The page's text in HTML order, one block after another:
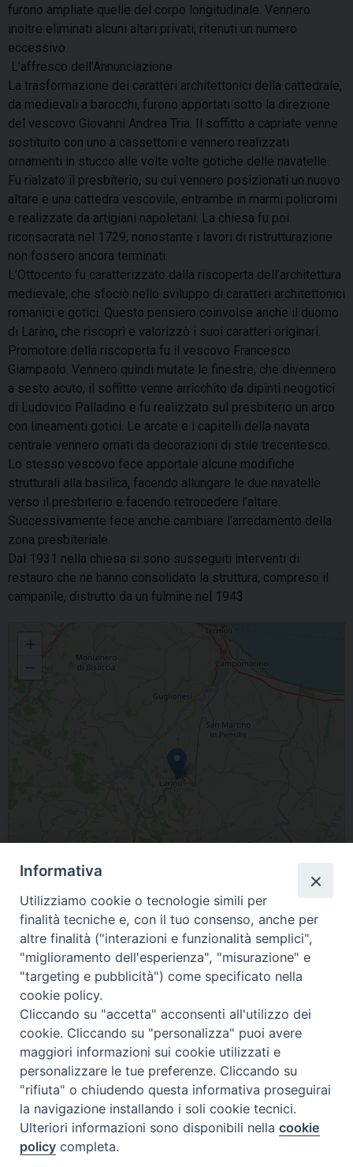
furono ampliate quelle del corpo longitudinale. Vennero
inoltre eliminati alcuni altari privati, ritenuti un numero
eccessivo.
L’affresco dell’Annunciazione
La trasformazione dei caratteri architettonici della cattedrale,
da medievali a barocchi, furono apportati sotto la direzione
del vescovo Giovanni Andrea Tria. Il soffitto a capriate venne
sostituito con uno a cassettoni e vennero realizzati
ornamenti in stucco alle volte volte gotiche delle navatelle.
Fu rialzato il presbiterio, su cui vennero posizionati un nuovo
altare e una cattedra vescovile, entrambe in marmi policromi
e realizzate da artigiani napoletani. La chiesa fu poi
riconsacrata nel 1729, nonostante i lavori di ristrutturazione
non fossero ancora terminati.
L’Ottocento fu caratterizzato dalla riscoperta dell’architettura
medievale, che sfociò nello sviluppo di caratteri architettonici
romanici e gotici. Questo pensiero coinvolse anche il duomo
di Larino, che riscoprì e valorizzò i suoi caratteri originari.
Promotore della riscoperta fu il vescovo Francesco
Giampaolo. Vennero quindi mutate le finestre, che divennero
a sesto acuto, il soffitto venne arricchito da dipinti neogotici
di Ludovico Palladino e fu realizzato sul presbiterio un arco
con lineamenti gotici. Le arcate e i capitelli della navata
centrale vennero ornati da decorazioni di stile trecentesco.
Lo stesso vescovo fece apportale alcune modifiche
strutturali alla basilica, facendo allungare le due navatelle
verso il presbiterio e facendo retrocedere l’altare.
Successivamente fece anche cambiare l’arredamento della
zona presbiteriale.
Dal 1931 nella chiesa si sono susseguiti interventi di
restauro che ne hanno consolidato la struttura, compreso il
campanile, distrutto da un fulmine nel 1943
+
−
Leaflet | Map data © OpenStreetMapcontributors
86035 Larino Molise Italia
F
a
c
e
b
P
i
n
e
L
n
k
e
X
T
h
r
e
a
W
h
a
s
T
l
e
g
l
Informativa
Utilizziamo cookie o tecnologie simili per
finalità tecniche e, con il tuo consenso, anche per
altre finalità ("interazioni e funzionalità semplici",
"miglioramento dell'esperienza", "misurazione" e
"targeting e pubblicità") come specificato nella
cookie policy.
Cliccando su "accetta" acconsenti all'utilizzo dei
cookie. Cliccando su "personalizza" puoi avere
maggiori informazioni sui cookie utilizzati e
personalizzare le tue preferenze. Cliccando su
"rifiuta" o chiudendo questa informativa proseguirai
la navigazione installando i soli cookie tecnici.
Ulteriori informazioni sono disponibili nellacookie
policy completa.